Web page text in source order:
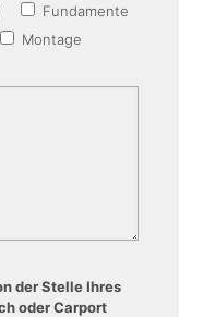
Fundamente
Montage
der Stelle Ihres
oder Carport